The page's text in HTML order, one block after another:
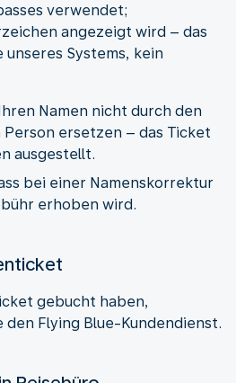
verwendet;
angezeigt wird – das
Systems, kein
Namen nicht durch den
ersetzen – das Ticket
ausgestellt.
bei einer Namenskorrektur
erhoben wird.
gebucht haben,
Flying Blue-Kundendienst.